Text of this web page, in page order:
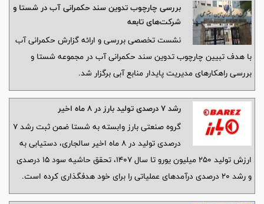
بررسی چارچوب تدوین سند حکمرانی آب در شستا و
شرکت‌های تابعه
نشست تخصصی بررسی و ارائه گزارش حکمرانی آب
با هدف تبیین چارچوب تدوین سند حکمرانی آب در مجموعه شستا و
بررسی راهکارهای مدیریت پایدار منابع آبی برگزار شد.
رشد ۷ درصدی تولید بارز در ۸ ماه اخیر
گروه صنعتی بارز وابسته به شستا ضمن ثبت رشد ۷
درصدی تولید در ۸ ماه اخیر سالجاری، دستیابی به
ارزش تولید ۲۵۰ میلیون یورو تا سال ۱۴۰۷، تحقق حاشیه سود ۱۵ درصدی
و رشد ۲۰ درصدی درآمدهای عملیاتی را برای خود هدفگذاری کرده است.